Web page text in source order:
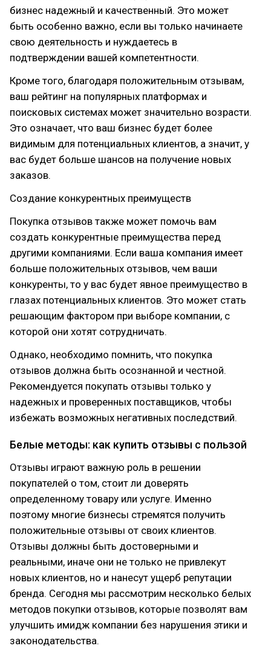
бизнес надежный и качественный. Это может
быть особенно важно, если вы только начинаете
свою деятельность и нуждаетесь в
подтверждении вашей компетентности.
Кроме того, благодаря положительным отзывам,
ваш рейтинг на популярных платформах и
поисковых системах может значительно возрасти.
Это означает, что ваш бизнес будет более
видимым для потенциальных клиентов, а значит, у
вас будет больше шансов на получение новых
заказов.
Создание конкурентных преимуществ
Покупка отзывов также может помочь вам
создать конкурентные преимущества перед
другими компаниями. Если ваша компания имеет
больше положительных отзывов, чем ваши
конкуренты, то у вас будет явное преимущество в
глазах потенциальных клиентов. Это может стать
решающим фактором при выборе компании, с
которой они хотят сотрудничать.
Однако, необходимо помнить, что покупка
отзывов должна быть осознанной и честной.
Рекомендуется покупать отзывы только у
надежных и проверенных поставщиков, чтобы
избежать возможных негативных последствий.
Белые методы: как купить отзывы с пользой
Отзывы играют важную роль в решении
покупателей о том, стоит ли доверять
определенному товару или услуге. Именно
поэтому многие бизнесы стремятся получить
положительные отзывы от своих клиентов.
Отзывы должны быть достоверными и
реальными, иначе они не только не привлекут
новых клиентов, но и нанесут ущерб репутации
бренда. Сегодня мы рассмотрим несколько белых
методов покупки отзывов, которые позволят вам
улучшить имидж компании без нарушения этики и
законодательства.